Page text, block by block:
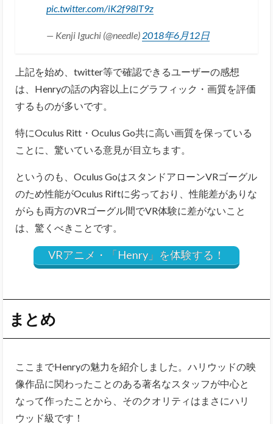
pic.twitter.com/iK2f98lT9z
— Kenji Iguchi (@needle) 2018年6月12日
上記を始め、twitter等で確認できるユーザーの感想
は、Henryの話の内容以上にグラフィック・画質を評価
するものが多いです。
特にOculus Ritt・Oculus Go共に高い画質を保っている
ことに、驚いている意見が目立ちます。
というのも、Oculus GoはスタンドアローンVRゴーグル
のため性能がOculus Riftに劣っており、性能差がありな
がらも両方のVRゴーグル間でVR体験に差がないこと
は、驚くべきことです。
VRアニメ・「Henry」を体験する！
まとめ
ここまでHenryの魅力を紹介しました。ハリウッドの映
像作品に関わったことのある著名なスタッフが中心と
なって作ったことから、そのクオリティはまさにハリ
ウッド級です！